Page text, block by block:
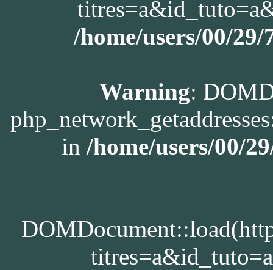
/home/users/00/
Warning:
in /home/users/00/